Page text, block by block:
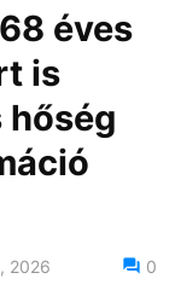
éves
is
hőség
2026 0